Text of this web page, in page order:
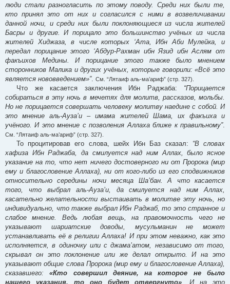
люди стали разногласить по этому поводу. Среди них были те,
кто принял это от них и согласился с ними в возвеличивании
данной ночи, и среди них были поклоняющиеся из числа жителей
Басры и другие. И порицало это большинство учёных из числа
жителей Хиджаза, в числе которых ‘Ата, Ибн Аби Мулейка, и
передал порицание этого ‘Абдур-Рахман ибн Язид ибн Аслям от
факъихов Медины. И порицание этого также было мнением
сторонников Малика и других учёных, которые говорили: «Всё это
является нововведением»”. См. “Лятаиф аль-ма’ариф” (стр. 327).
Что же касается заключения Ибн Раджаба: “Порицается
собираться в эту ночь в мечетях для молитв, рассказов, мольбы.
Но не порицается совершать человеку молитву наедине с собой. И
это мнение аль-Ауза’и – имама жителей Шама, их факъиха и
учёного. И это мнение с позволения Аллаха ближе к правильному”.
См. “Лятаиф аль-ма’ариф” (стр. 327).
То процитировав его слова, шейх Ибн Баз сказал: “В словах
хафиза Ибн Раджаба, да смилуется над ним Аллах, было ясное
указание на то, что нет ничего достоверного ни от Пророка (мир
ему и благословение Аллаха), ни от кого-либо из его сподвижников
относительно середины ночи месяца Ша’бан. А что касается
того, что выбрал аль-Ауза’и, да смилуется над ним Аллах,
касательно желательности выстаивать в молитве эту ночь, но
индивидуально, что также выбрал Ибн Раджаб, то это странное и
слабое мнение. Ведь любая вещь, на правомочность чего не
указывают шариатские доводы, мусульманин не может
устанавливать её в религии Аллаха! И при этом неважно, как это
исполняется, в одиночку или с джама’атом, независимо от того,
скрывал он это поклонение или же делал открыто. И на это
указывают общие слова Пророка (мир ему и благословение Аллаха),
сказавшего:«Кто совершил деяние, на которое не было
нашего указания, то оно будет отвергнуто» . И на это